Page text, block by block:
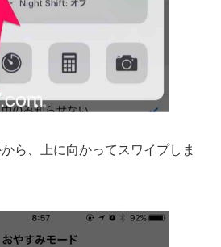
ら、上に向かってスワイプしま